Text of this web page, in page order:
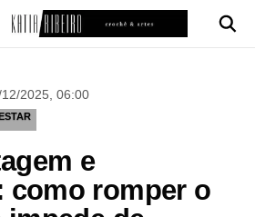
12/2025, 06:00
e
como romper o